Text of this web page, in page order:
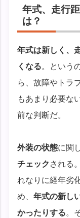
年式、走行
は？
年式は新しく、
くなる。という
ら、故障やトラ
もあまり必要な
前な判断だ。
外装の状態に関
チェック される
れなりに経年劣
め、年式の新し
かったりする。